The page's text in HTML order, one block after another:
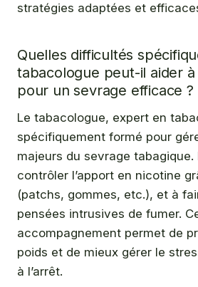
stratégies adaptées et
Quelles difficultés
tabacologue peut-il aider
pour un sevrage efficace ?
Le tabacologue, expert en
spécifiquement formé pour
majeurs du sevrage tabagique.
contrôler l’apport en nicotine
(patchs, gommes, etc.), et à
pensées intrusives de fumer.
accompagnement permet de
poids et de mieux gérer le
à l’arrêt.